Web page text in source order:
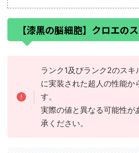
【漆黒の脳細胞】クロエの
ランク1及びランク2のスキ
に実装された超人の性能か
す。
実際の値と異なる可能性が
承ください。